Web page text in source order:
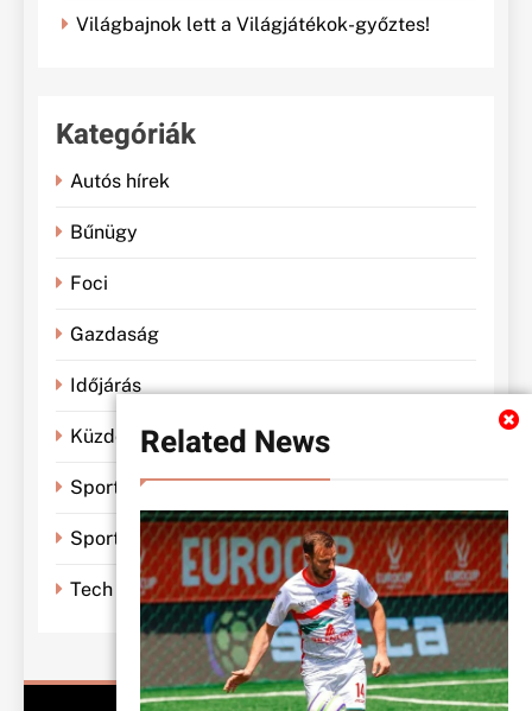
Related News
Világbajnok lett a Világjátékok-győztes!
Kategóriák
Autós hírek
Bűnügy
Foci
Gazdaság
Időjárás
Küzdősportok
Sportbánya
Sporthírek
Tech